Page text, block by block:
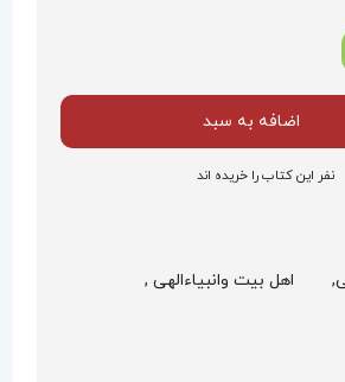
اضافه به سبد
نفر این کتاب را خریده اند
اهل بیت وانبیاءالهی ,